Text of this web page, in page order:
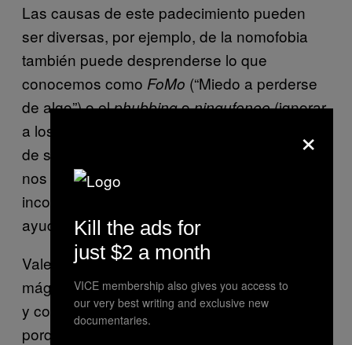
Las causas de este padecimiento pueden
ser diversas, por ejemplo, de la nomofobia
también puede desprenderse lo que
conocemos como FoMo (“Miedo a perderse
de algo”) o elphubbingoningufoneo(ignorar
a los demás por usar el celular). Y en caso
de ser así, hacer consciente que es algo que
nos está causando problemas o
incomodidad es el primer paso para buscar la
ayuda que necesitemos.
Vale la pena recordar que no hay fórmulas
mágicas, ni tratamientos genéricos, tu historia
y contexto son vitales para comprender el
porqué de la conducta y si esta es adaptativa
×
Kill the ads for
just $2 a month
VICE membership also gives you access to
our very best writing and exclusive new
documentaries.